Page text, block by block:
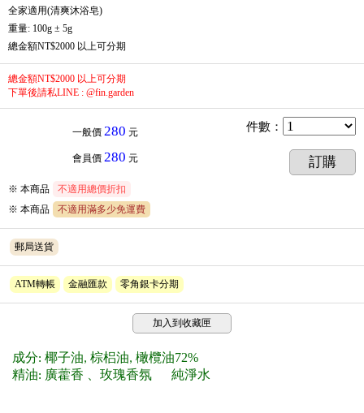
全家適用(清爽沐浴皂)
重量: 100g ± 5g
總金額NT$2000 以上可分期
總金額NT$2000 以上可分期
下單後請私LINE : @fin.garden
一般價 280 元
會員價 280 元
件數 ：
訂購
※ 本商品
不適用總價折扣
※ 本商品 不適用滿多少免運費
郵局送貨
ATM轉帳 金融匯款 零角銀卡分期
加入到收藏匣
成分: 椰子油, 棕梠油, 橄欖油72%
精油: 廣藿香 、玫瑰香氛 純淨水